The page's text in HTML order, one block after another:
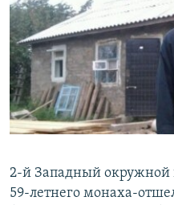
РАСПИСАНИЕ ВЕЩАНИЯ
ПОДПИШИТЕСЬ НА
СОЦИАЛЬНЫЕ СЕТИ
Все сайты РСЕ/РС
2-й Западный окружной
59-летнего монаха-